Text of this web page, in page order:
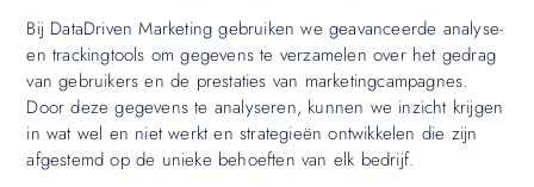
Bij DataDriven Marketing gebruiken we geavanceerde analyse-
en trackingtools om gegevens te verzamelen over het gedrag
van gebruikers en de prestaties van marketingcampagnes.
Door deze gegevens te analyseren, kunnen we inzicht krijgen
in wat wel en niet werkt en strategieën ontwikkelen die zijn
afgestemd op de unieke behoeften van elk bedrijf.